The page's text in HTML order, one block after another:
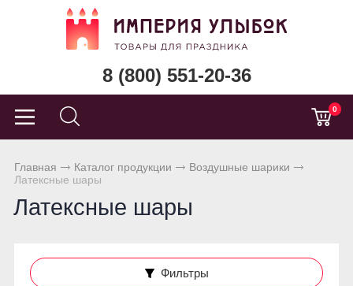
8 (800) 551-20-36
0
Главная Каталог продукции
Воздушные шарики
Латексные шары
Латексные шары
Фильтры